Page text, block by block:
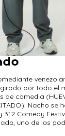
por todo el
comedia
Nacho se
312 Comedy
uno de los